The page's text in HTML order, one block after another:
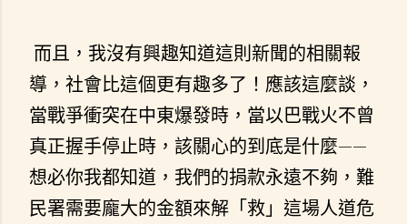
而且，我沒有興趣知道這則新聞的相關報
導，社會比這個更有趣多了！應該這麼談，
當戰爭衝突在中東爆發時，當以巴戰火不曾
真正握手停止時，該關心的到底是什麼——
想必你我都知道，我們的捐款永遠不夠，難
民署需要龐大的金額來解「救」這場人道危